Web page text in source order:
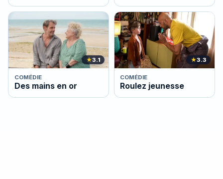
★3.1
COMÉDIE
Des mains en or
★3.3
COMÉDIE
Roulez jeunesse